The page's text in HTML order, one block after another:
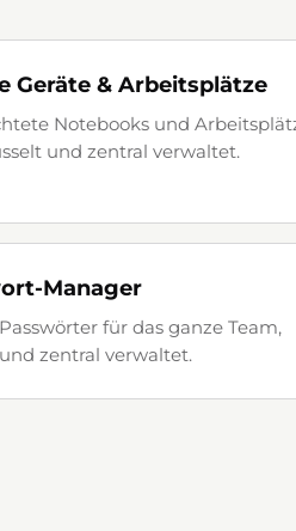
Geräte & Arbeitsplätze
Notebooks und
und zentral verwaltet.
Manager
für das ganze Team,
zentral verwaltet.